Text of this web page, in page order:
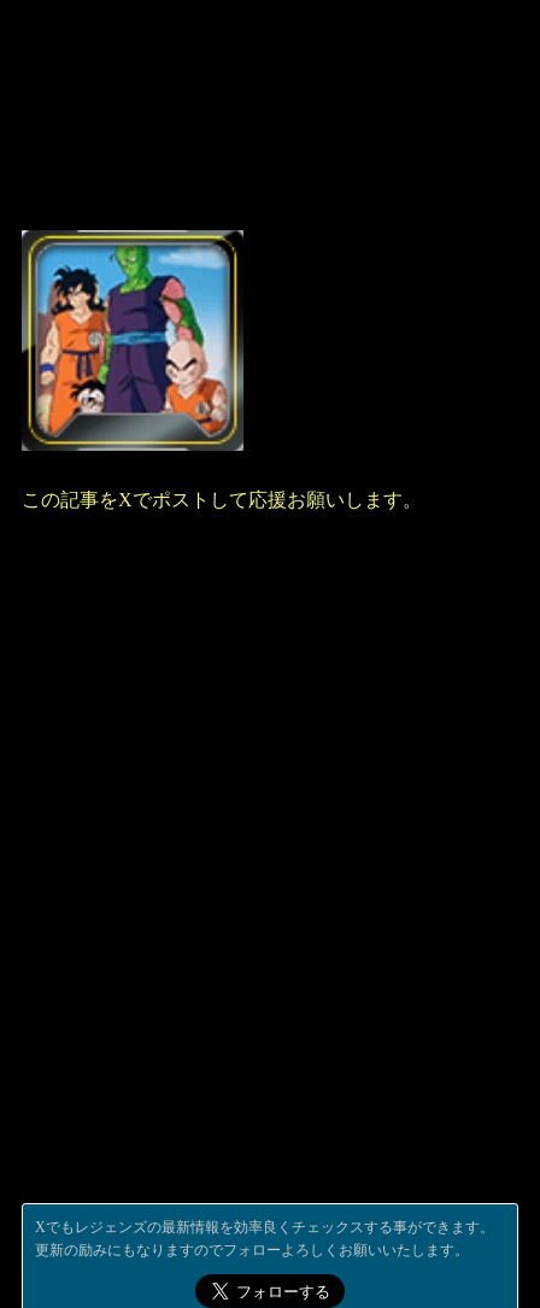
この記事をXでポストして応援お願いします。
Xでもレジェンズの最新情報を効率良くチェックスする事ができます。
更新の励みにもなりますのでフォローよろしくお願いいたします。